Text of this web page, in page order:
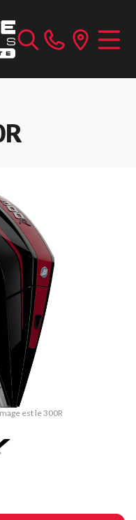
est le 300R